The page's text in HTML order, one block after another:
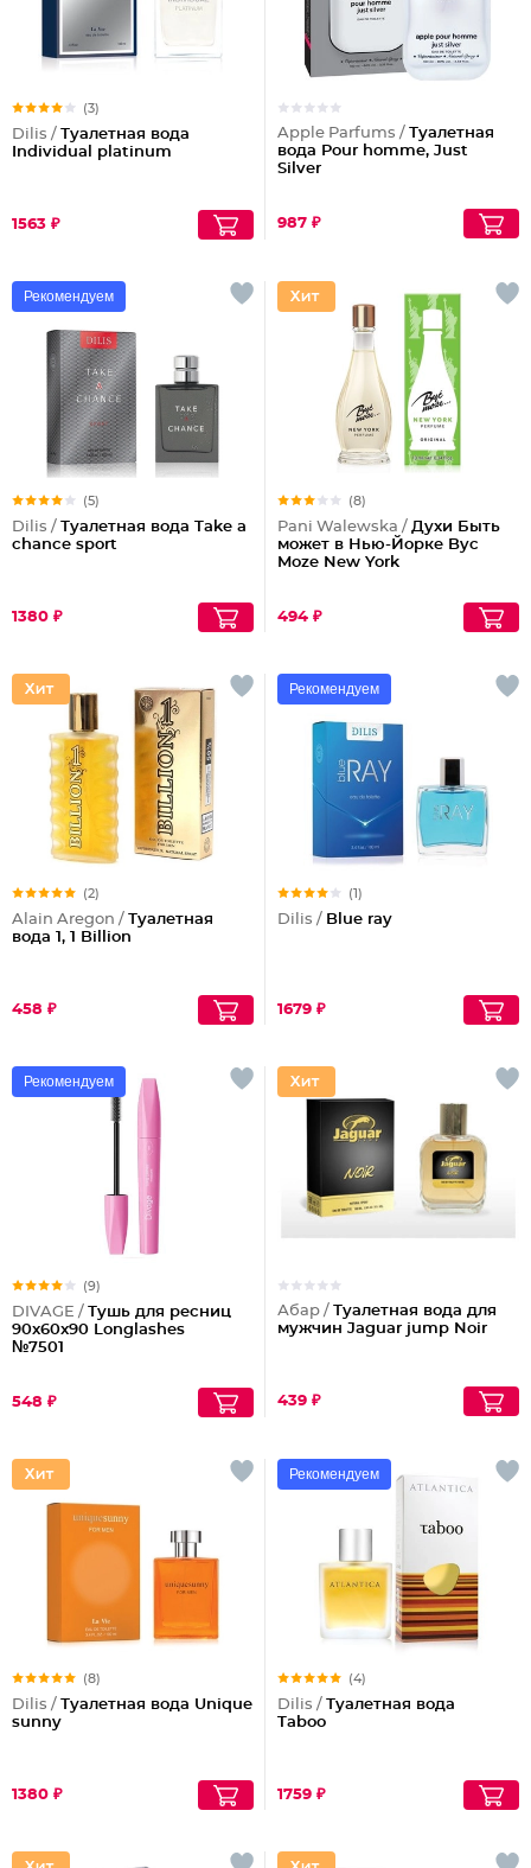
(3)
Dilis / Туалетная вода
Individual platinum
1563 ₽
Apple Parfums / Туалетная
вода Pour homme, Just
Silver
987 ₽
Рекомендуем
(5)
Dilis / Туалетная вода Take a
chance sport
1380 ₽
(8)
Pani Walewska / Духи Быть
может в Нью-Йорке Byc
Moze New York
494 ₽
(2)
Alain Aregon / Туалетная
вода 1, 1 Billion
458 ₽
Рекомендуем
(1)
Dilis / Blue ray
1679 ₽
Рекомендуем
(9)
DIVAGE / Тушь для ресниц
90x60x90 Longlashes
№7501
548 ₽
Абар / Туалетная вода для
мужчин Jaguar jump Noir
439 ₽
(8)
Dilis / Туалетная вода Unique
sunny
1380 ₽
Рекомендуем
(4)
Dilis / Туалетная вода
Taboo
1759 ₽